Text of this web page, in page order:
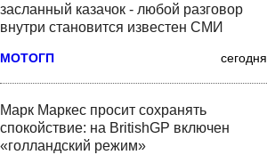
засланный казачок - любой разговор
внутри становится известен СМИ
МОТОГП сегодня
Марк Маркес просит сохранять
спокойствие: на BritishGP включен
«голландский режим»